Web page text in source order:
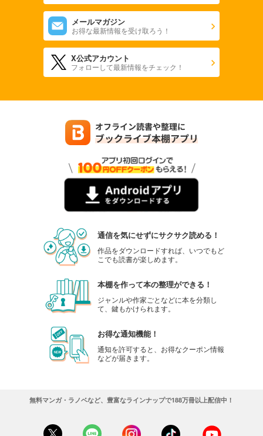
メールマガジン
お得な最新情報を受け取ろう！
X公式アカウント
フォローして最新情報をチェック！
通信を気にせずにサクサク読める！
作品をダウンロードすれば、いつでもど
こでも読書が楽しめます。
本棚を作って本の整理ができる！
ジャンルや作家ごとなどに本を分類し
て、鍵もかけられます。
お得な通知機能！
通知を許可すると、お得なクーポン情報
などが届きます。
無料マンガ・ラノベなど、豊富なラインナップで188万冊以上配信中！